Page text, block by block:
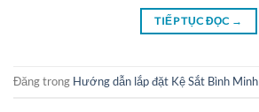
TIẾP TỤC ĐỌC →
Đăng trong Hướng dẫn lắp đặt Kệ Sắt Bình Minh